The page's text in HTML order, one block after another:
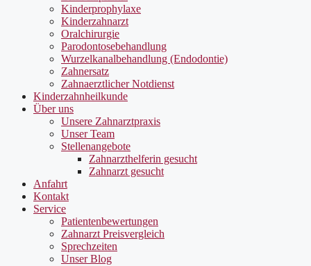
Kinderprophylaxe
Kinderzahnarzt
Oralchirurgie
Parodontosebehandlung
Wurzelkanalbehandlung (Endodontie)
Zahnersatz
Zahnaerztlicher Notdienst
Kinderzahnheilkunde
Über uns
Unsere Zahnarztpraxis
Unser Team
Stellenangebote
Zahnarzthelferin gesucht
Zahnarzt gesucht
Anfahrt
Kontakt
Service
Patientenbewertungen
Zahnarzt Preisvergleich
Sprechzeiten
Unser Blog